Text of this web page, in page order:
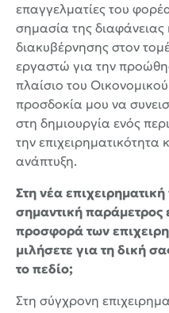
επαγγελματίες του
σημασία της διαφάνειας
διακυβέρνησης στον
εργαστώ για την
πλαίσιο του
προσδοκία μου να
στη δημιουργία ενός
την επιχειρηματικότητα
ανάπτυξη.
Στη νέα
σημαντική παράμετρος
προσφορά των
μιλήσετε για τη δική
το πεδίο;
Στη σύγχρονη